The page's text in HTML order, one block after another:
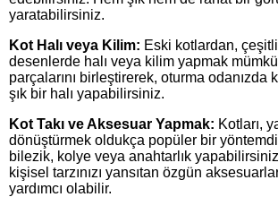
yaratabilirsiniz.
Kot Halı veya Kilim: Eski kotlardan,
desenlerde halı veya kilim yapmak
parçalarını birleştirerek, oturma
şık bir halı yapabilirsiniz.
Kot Takı ve Aksesuar Yapmak: Kotları,
dönüştürmek oldukça popüler bir
bilezik, kolye veya anahtarlık
kişisel tarzınızı yansıtan özgün
yardımcı olabilir.